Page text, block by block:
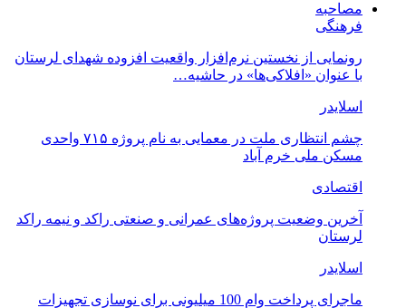
مصاحبه
فرهنگی
رونمایی از نخستین نرم‌افزار واقعیت افزوده شهدای لرستان
با عنوان «افلاکی‌ها» در حاشیه…
اسلایدر
چشم انتظاری ملت در معمایی به نام پروژه ۷۱۵ واحدی
مسکن ملی خرم آباد
اقتصادی
آخرین وضعیت پروژه‌های عمرانی و صنعتی راکد و نیمه راکد
لرستان
اسلایدر
ماجرای پرداخت وام 100 میلیونی برای نوسازی تجهیزات